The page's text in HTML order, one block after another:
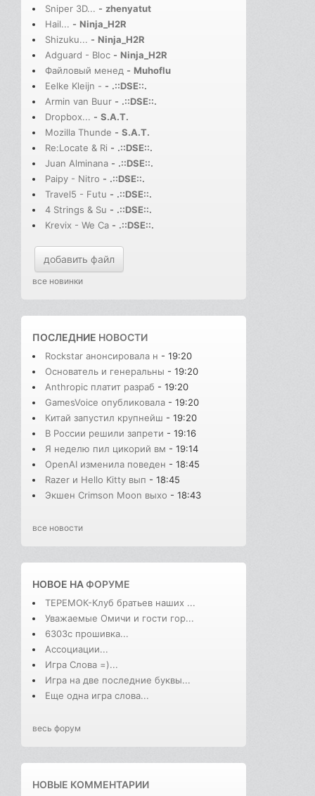
Sniper 3D... - zhenyatut
Hail... - Ninja_H2R
Shizuku... - Ninja_H2R
Adguard - Bloc - Ninja_H2R
Файловый менед - Muhoflu
Eelke Kleijn - - .::DSE::.
Armin van Buur - .::DSE::.
Dropbox... - S.A.T.
Mozilla Thunde - S.A.T.
Re:Locate & Ri - .::DSE::.
Juan Alminana - .::DSE::.
Paipy - Nitro - .::DSE::.
Travel5 - Futu - .::DSE::.
4 Strings & Su - .::DSE::.
Krevix - We Ca - .::DSE::.
добавить файл
все новинки
ПОСЛЕДНИЕ НОВОСТИ
Rockstar анонсировала н - 19:20
Основатель и генеральны - 19:20
Anthropic платит разраб - 19:20
GamesVoice опубликовала - 19:20
Китай запустил крупнейш - 19:20
В России решили запрети - 19:16
Я неделю пил цикорий вм - 19:14
OpenAI изменила поведен - 18:45
Razer и Hello Kitty вып - 18:45
Экшен Crimson Moon выхо - 18:43
все новости
НОВОЕ НАФОРУМЕ
ТЕРЕМОК-Клуб братьев наших ...
Уважаемые Омичи и гости гор...
6303с прошивка...
Ассоциации...
Игра Слова =)...
Игра на две последние буквы...
Еще одна игра слова...
весь форум
НОВЫЕ КОММЕНТАРИИ